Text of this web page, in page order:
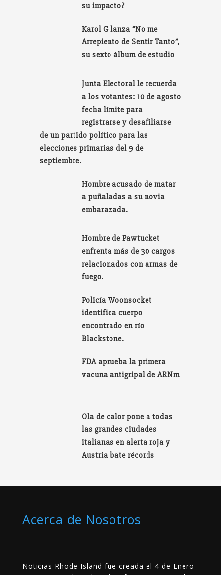
su impacto?
Karol G lanza “No me
Arrepiento de Sentir Tanto”,
su sexto álbum de estudio
Junta Electoral le recuerda
a los votantes: 10 de agosto
fecha límite para
registrarse y desafiliarse
de un partido político para las
elecciones primarias del 9 de
septiembre.
Hombre acusado de matar
a puñaladas a su novia
embarazada.
Hombre de Pawtucket
enfrenta más de 30 cargos
relacionados con armas de
fuego.
Policía Woonsocket
identifica cuerpo
encontrado en río
Blackstone.
FDA aprueba la primera
vacuna antigripal de ARNm
Ola de calor pone a todas
las grandes ciudades
italianas en alerta roja y
Austria bate récords
Acerca de Nosotros
Noticias Rhode Island fue creada el 4 de Enero